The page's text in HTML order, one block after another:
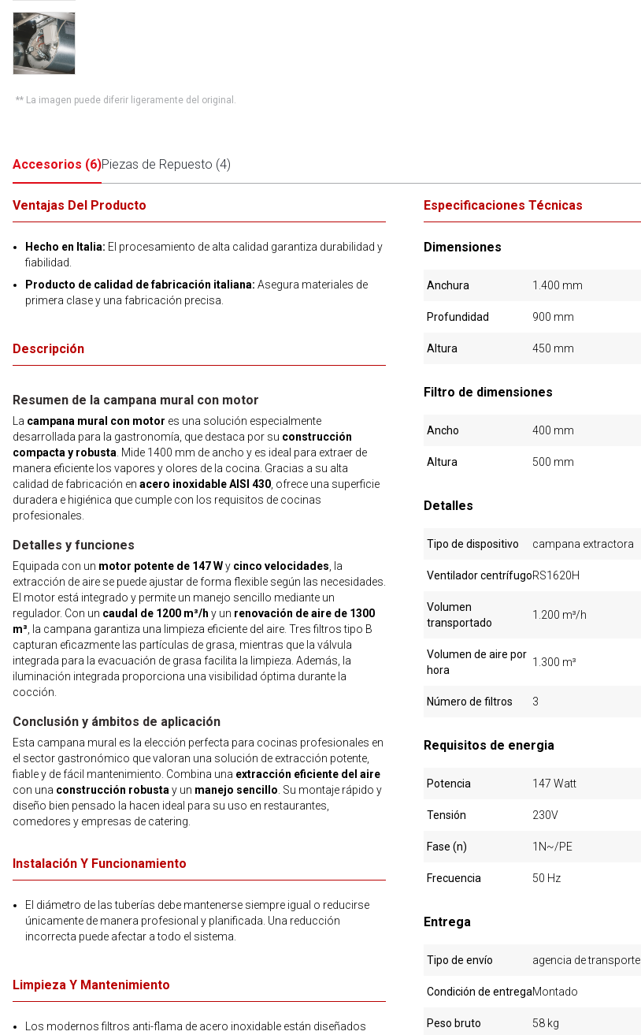
** La imagen puede diferir ligeramente del original.
Accesorios (6)Piezas de Repuesto (4)
Ventajas Del Producto
Hecho en Italia: El procesamiento de alta calidad garantiza durabilidad y
fiabilidad.
Producto de calidad de fabricación italiana: Asegura materiales de
primera clase y una fabricación precisa.
Descripción
Resumen de la campana mural con motor
La campana mural con motor es una solución especialmente
desarrollada para la gastronomía, que destaca por su construcción
compacta y robusta . Mide 1400 mm de ancho y es ideal para extraer de
manera eficiente los vapores y olores de la cocina. Gracias a su alta
calidad de fabricación en acero inoxidable AISI 430 , ofrece una superficie
duradera e higiénica que cumple con los requisitos de cocinas
profesionales.
Detalles y funciones
Equipada con un motor potente de 147 Wy cinco velocidades , la
extracción de aire se puede ajustar de forma flexible según las necesidades.
El motor está integrado y permite un manejo sencillo mediante un
regulador. Con un caudal de 1200 m³/h y un renovación de aire de 1300
m³ , la campana garantiza una limpieza eficiente del aire. Tres filtros tipo B
capturan eficazmente las partículas de grasa, mientras que la válvula
integrada para la evacuación de grasa facilita la limpieza. Además, la
iluminación integrada proporciona una visibilidad óptima durante la
cocción.
Conclusión y ámbitos de aplicación
Esta campana mural es la elección perfecta para cocinas profesionales en
el sector gastronómico que valoran una solución de extracción potente,
fiable y de fácil mantenimiento. Combina una extracción eficiente del aire
con una construcción robusta y un manejo sencillo . Su montaje rápido y
diseño bien pensado la hacen ideal para su uso en restaurantes,
comedores y empresas de catering.
Instalación Y Funcionamiento
El diámetro de las tuberías debe mantenerse siempre igual o reducirse
únicamente de manera profesional y planificada. Una reducción
incorrecta puede afectar a todo el sistema.
Limpieza Y Mantenimiento
Los modernos filtros anti-flama de acero inoxidable están diseñados
Especificaciones Técnicas
Dimensiones
Anchura 1.400 mm
Profundidad 900 mm
Altura 450 mm
Filtro de dimensiones
Ancho 400 mm
Altura 500 mm
Detalles
Tipo de dispositivo campana extractora
Ventilador centrífugoRS1620H
Volumen
transportado
1.200 m³/h
Volumen de aire por
hora
1.300 m³
Número de filtros 3
Requisitos de energia
Potencia 147 Watt
Tensión 230V
Fase (n) 1N~/PE
Frecuencia 50 Hz
Entrega
Tipo de envío agencia de transporte
Condición de entregaMontado
Peso bruto 58 kg